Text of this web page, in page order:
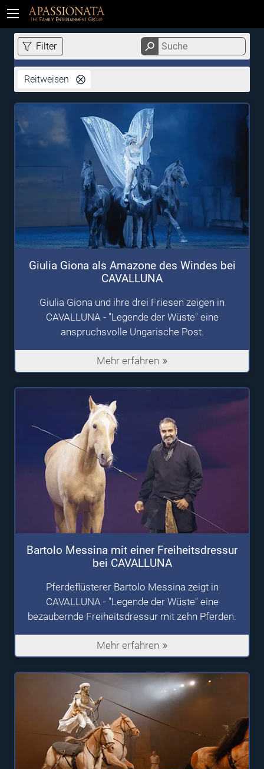
Filter
Reitweisen
Giulia Giona als Amazone des Windes bei
CAVALLUNA
Giulia Giona und ihre drei Friesen zeigen in
CAVALLUNA - "Legende der Wüste" eine
anspruchsvolle Ungarische Post.
Mehr erfahren
Bartolo Messina mit einer Freiheitsdressur
bei CAVALLUNA
Pferdeflüsterer Bartolo Messina zeigt in
CAVALLUNA - "Legende der Wüste" eine
bezaubernde Freiheitsdressur mit zehn Pferden.
Mehr erfahren